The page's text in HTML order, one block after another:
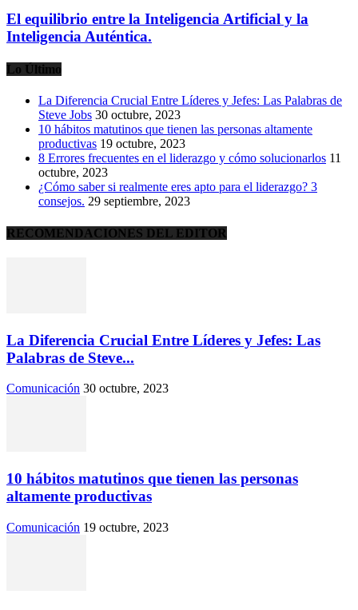
El equilibrio entre la Inteligencia Artificial y la
Inteligencia Auténtica.
Lo Último
La Diferencia Crucial Entre Líderes y Jefes: Las Palabras de
Steve Jobs 30 octubre, 2023
10 hábitos matutinos que tienen las personas altamente
productivas 19 octubre, 2023
8 Errores frecuentes en el liderazgo y cómo solucionarlos 11
octubre, 2023
¿Cómo saber si realmente eres apto para el liderazgo? 3
consejos. 29 septiembre, 2023
RECOMENDACIONES DEL EDITOR
La Diferencia Crucial Entre Líderes y Jefes: Las
Palabras de Steve...
Comunicación 30 octubre, 2023
10 hábitos matutinos que tienen las personas
altamente productivas
Comunicación 19 octubre, 2023